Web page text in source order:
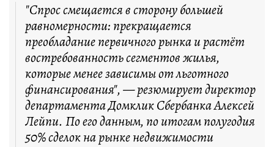
"Спрос смещается в сторону большей
равномерности: прекращается
преобладание первичного рынка и растёт
востребованность сегментов жилья,
которые менее зависимы от льготного
финансирования", — резюмирует директор
департамента Домклик Сбербанка Алексей
Лейпи. По его данным, по итогам полугодия
50% сделок на рынке недвижимости